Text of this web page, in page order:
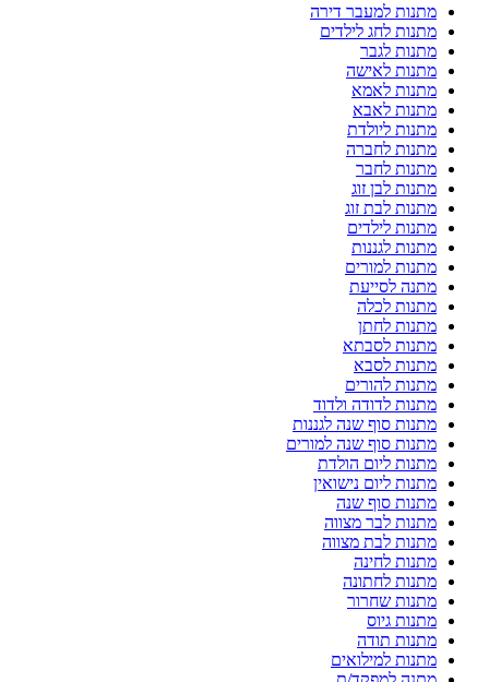
מתנות למעבר דירה
מתנות לחג לילדים
מתנות לגבר
מתנות לאישה
מתנות לאמא
מתנות לאבא
מתנות ליולדת
מתנות לחברה
מתנות לחבר
מתנות לבן זוג
מתנות לבת זוג
מתנות לילדים
מתנות לגננות
מתנות למורים
מתנה לסייעת
מתנות לכלה
מתנות לחתן
מתנות לסבתא
מתנות לסבא
מתנות להורים
מתנות לדודה ולדוד
מתנות סוף שנה לגננות
מתנות סוף שנה למורים
מתנות ליום הולדת
מתנות ליום נישואין
מתנות סוף שנה
מתנות לבר מצווה
מתנות לבת מצווה
מתנות לחינה
מתנות לחתונה
מתנות שחרור
מתנות גיוס
מתנות תודה
מתנות למילואים